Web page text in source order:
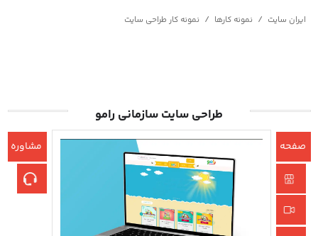
ایران سایت / نمونه کارها / نمونه کار طراحی سایت
طراحی سایت سازمانی رامو
صفحه
اصلی
مشاوره